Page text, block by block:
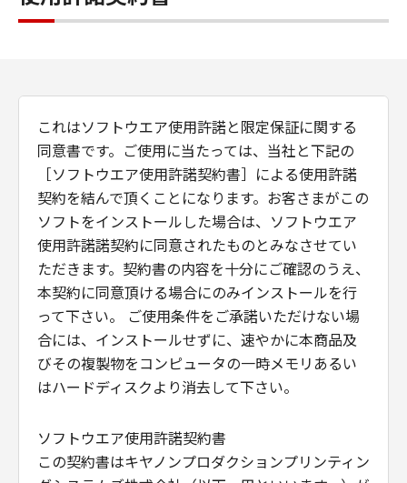
これはソフトウエア使用許諾と限定保証に関する
同意書です。ご使用に当たっては、当社と下記の
［ソフトウエア使用許諾契約書］による使用許諾
契約を結んで頂くことになります。お客さまがこの
ソフトをインストールした場合は、ソフトウエア
使用許諾諾契約に同意されたものとみなさせてい
ただきます。契約書の内容を十分にご確認のうえ、
本契約に同意頂ける場合にのみインストールを行
って下さい。 ご使用条件をご承諾いただけない場
合には、インストールせずに、速やかに本商品及
びその複製物をコンピュータの一時メモリあるい
はハードディスクより消去して下さい。
ソフトウエア使用許諾契約書
この契約書はキヤノンプロダクションプリンティン